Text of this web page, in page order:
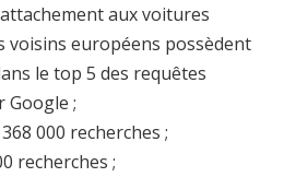
aux voitures
voisins européens possèdent
le top 5 des requêtes
Google ;
000 recherches ;
recherches ;